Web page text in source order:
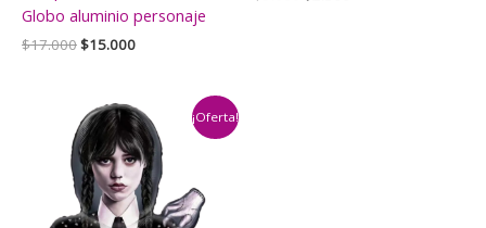
Globo aluminio personaje
$17.000El
$17.000.
$15.000El
$15.000.¡Oferta!